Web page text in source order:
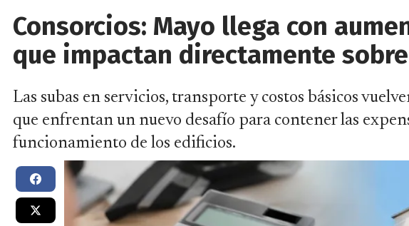
Consorcios: Mayo llega con
que impactan directamente
Las subas en servicios, transporte y costos básicos
que enfrentan un nuevo desafío para contener las
funcionamiento de los edificios.